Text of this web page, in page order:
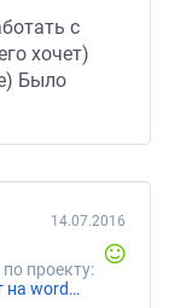
с
хочет)
Было
проекту:
«Необходимо сверстать небольшой сайт на word press (по макету).»
14.07.2016